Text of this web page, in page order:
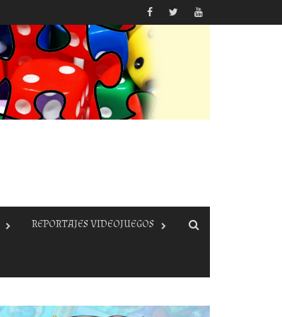
REPORTAJES VIDEOJUEGOS